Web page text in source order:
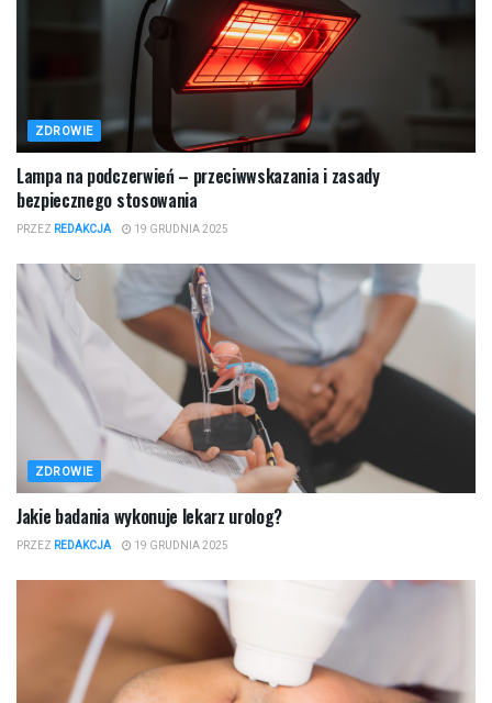
ZDROWIE
Lampa na podczerwień – przeciwwskazania i zasady
bezpiecznego stosowania
PRZEZ REDAKCJA 19 GRUDNIA 2025
ZDROWIE
Jakie badania wykonuje lekarz urolog?
PRZEZ REDAKCJA 19 GRUDNIA 2025